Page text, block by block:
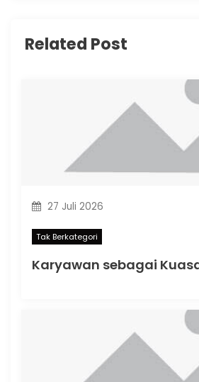
Related Post
27 Juli 2026
Tak Berkategori